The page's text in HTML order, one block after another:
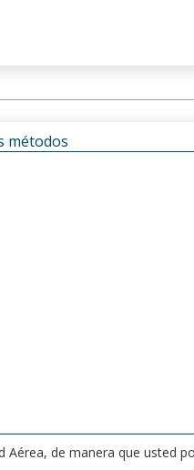
métodos
Aérea, de manera que usted